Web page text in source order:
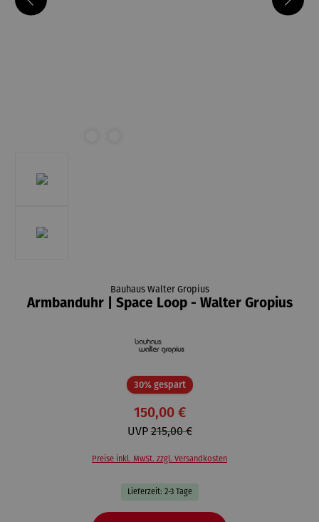
Bauhaus Walter Gropius
Armbanduhr | Space Loop - Walter Gropius
30% gespartRabatt
150,00 €
UVP215,00 €
Preise inkl. MwSt. zzgl. Versandkosten
Lieferzeit: 2-3 Tage